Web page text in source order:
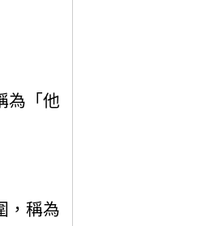
為「他
，稱為